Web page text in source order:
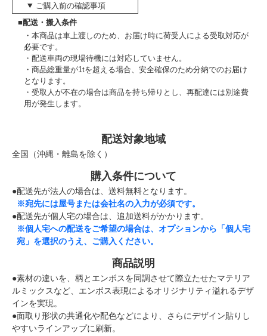
ご購入前の確認事項
■配送・搬入条件
本商品は車上渡しのため、お届け時に荷受人による受取対応が
必要です。
配送車両の現場待機には対応していません。
商品総重量が1tを超える場合、安全確保のため分納でのお届け
となります。
受取人が不在の場合は商品を持ち帰りとし、再配達には別途費
用が発生します。
配送対象地域
全国（沖縄・離島を除く）
購入条件について
●配送先が法人の場合は、送料無料となります。
※宛先には屋号または会社名の入力が必須です。
●配送先が個人宅の場合は、追加送料がかかります。
※個人宅への配送をご希望の場合は、オプションから「個人宅
宛」を選択のうえ、ご購入ください。
商品説明
●素材の違いを、柄とエンボスを同調させて際立たせたマテリア
ルミックスなど、エンボス表現によるオリジナリティ溢れるデザ
インを実現。
●面取り形状の共通化や配色などにより、さらにデザイン貼りし
やすいラインアップに刷新。